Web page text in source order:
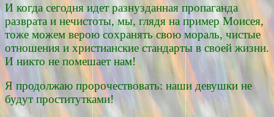
И когда сегодня идет разнузданная пропаганда
разврата и нечистоты, мы, глядя на пример Моисея,
тоже можем верою сохранять свою мораль, чистые
отношения и христианские стандарты в своей жизни.
И никто не помешает нам!
Я продолжаю пророчествовать: наши девушки не
будут проститутками!